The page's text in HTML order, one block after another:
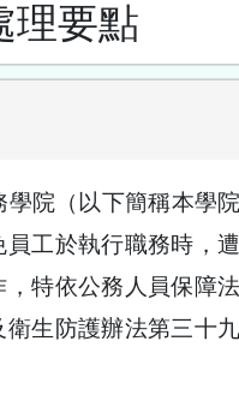
理要點
院（以下簡稱本學
工於執行職務時，
特依公務人員保障
生防護辦法第三十